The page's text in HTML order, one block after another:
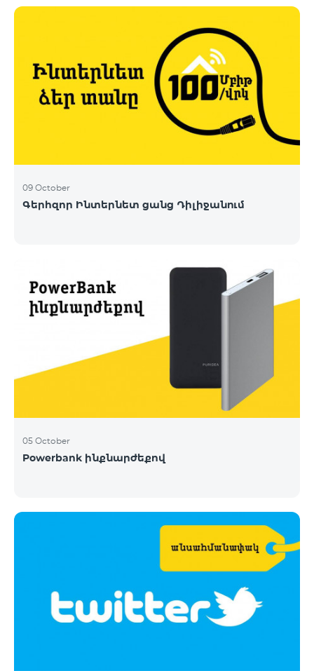
09 October
Գերհզոր Ինտերնետ ցանց Դիլիջանում
05 October
Powerbank ինքնարժեքով